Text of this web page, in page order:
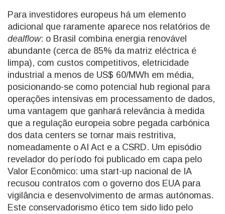
Para investidores europeus há um elemento
adicional que raramente aparece nos relatórios de
dealflow: o Brasil combina energia renovável
abundante (cerca de 85% da matriz eléctrica é
limpa), com custos competitivos, eletricidade
industrial a menos de US$ 60/MWh em média,
posicionando-se como potencial hub regional para
operações intensivas em processamento de dados,
uma vantagem que ganhará relevância à medida
que a regulação europeia sobre pegada carbónica
dos data centers se tornar mais restritiva,
nomeadamente o AI Act e a CSRD. Um episódio
revelador do período foi publicado em capa pelo
Valor Econômico: uma start-up nacional de IA
recusou contratos com o governo dos EUA para
vigilância e desenvolvimento de armas autónomas.
Este conservadorismo ético tem sido lido pelo